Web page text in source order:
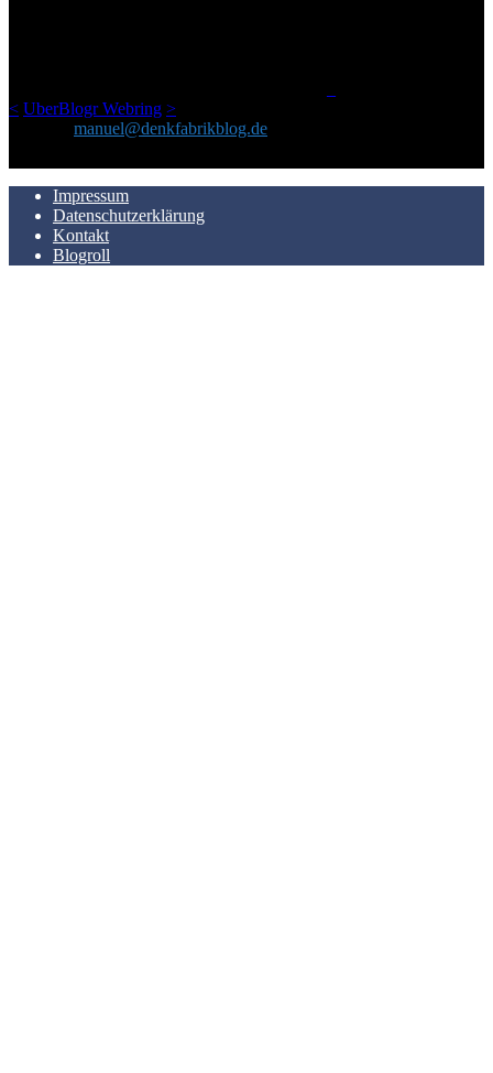
< UberBlogr Webring >
manuel@denkfabrikblog.de
Impressum
Datenschutzerklärung
Kontakt
Blogroll